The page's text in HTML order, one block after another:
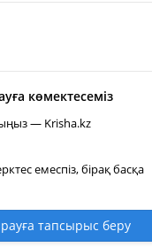
көмектесеміз
— Krisha.kz
емеспіз, бірақ басқа
тапсырыс беру